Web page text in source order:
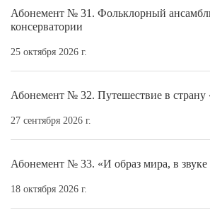
Абонемент № 31. Фольклорный
консерватории
25 октября 2026 г.
Абонемент № 32. Путешествие в
27 сентября 2026 г.
Абонемент № 33. «И образ мира, в
18 октября 2026 г.